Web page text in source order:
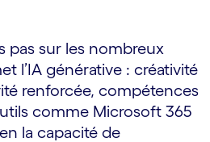
pas sur les nombreux
l’IA générative : créativité
renforcée, compétences
comme Microsoft 365
la capacité de